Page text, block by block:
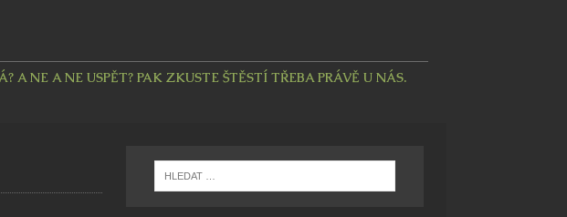
NE A NE USPĚT? PAK ZKUSTE ŠTĚSTÍ TŘEBA PRÁVĚ U NÁS.